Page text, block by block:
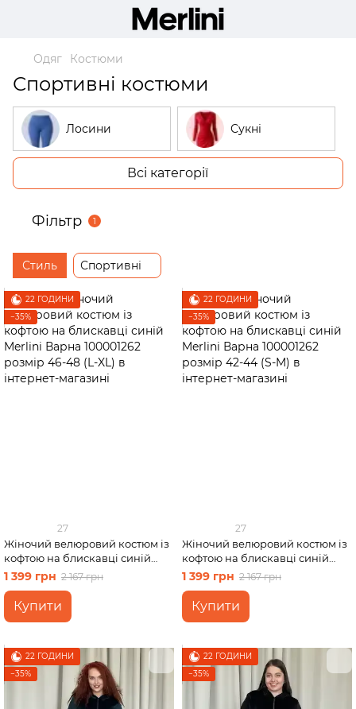
Одяг Костюми
Спортивні костюми
Лосини Сукні
Піжами
Сорочки
Штани Жакети
Спідниці Велосипедки
Всі категорії
Фільтр 1
Стиль Спортивні
22 ГОДИНИ
−35%
27
Жіночий велюровий костюм із
кофтою на блискавці синій
Merlini Варна 100001262 розмір
46-48 (L-XL)
1 399 грн 2 167 грн
Купити
22 ГОДИНИ
−35%
27
Жіночий велюровий костюм із
кофтою на блискавці синій
Merlini Варна 100001262 розмір
42-44 (S-M)
1 399 грн 2 167 грн
Купити
22 ГОДИНИ
−35%
22 ГОДИНИ
−35%